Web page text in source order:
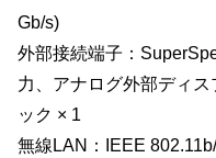
Gb/s)
外部接続端子：
力、アナログ外部ディ
ック × 1
無線LAN：IEEE